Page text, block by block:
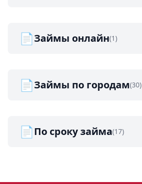
📄Займы онлайн(1)
📄Займы по городам(30)
📄По сроку займа(17)